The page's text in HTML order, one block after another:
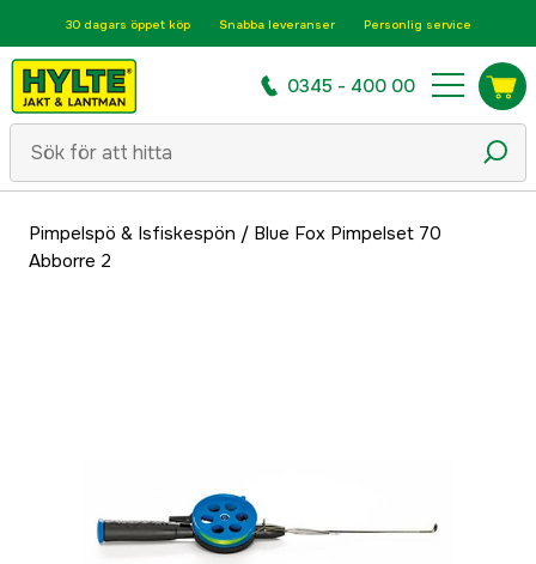
30 dagars öppet köp Snabba leveranser Personlig service
0345 - 400 00
Pimpelspö & Isfiskespön / Blue Fox Pimpelset 70
Abborre 2